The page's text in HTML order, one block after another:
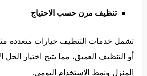
تنظيف مرن حسب الاحتياج
تشمل خدمات التنظيف خيارات متعددة
أو التنظيف العميق، مما يتيح اختيار
المنزل ونمط الاستخدام اليومي.